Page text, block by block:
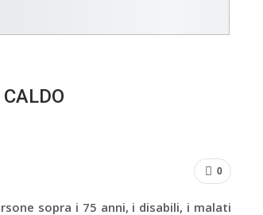
0
sopra i 75 anni, i disabili, i malati